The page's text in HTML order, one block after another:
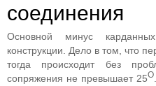
соединения
Основной минус
конструкции. Дело в том, что
тогда происходит без
сопряжения не превышает 25О